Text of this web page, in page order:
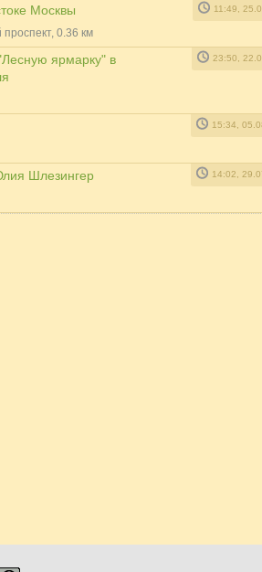
Москвы 11:49,
проспект, 0.36 км
ярмарку" в
23:50,
15:34,
Шлезингер 14:02,